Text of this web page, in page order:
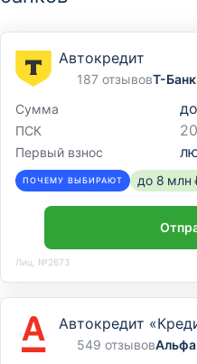
Автокредит
187 отзывовТ-Банк
Сумма
до
ПСК
Первый взнос
ПОЧЕМУ ВЫБИРАЮТ до 8 млн
Лиц. №2673
Автокредит
549 отзывов